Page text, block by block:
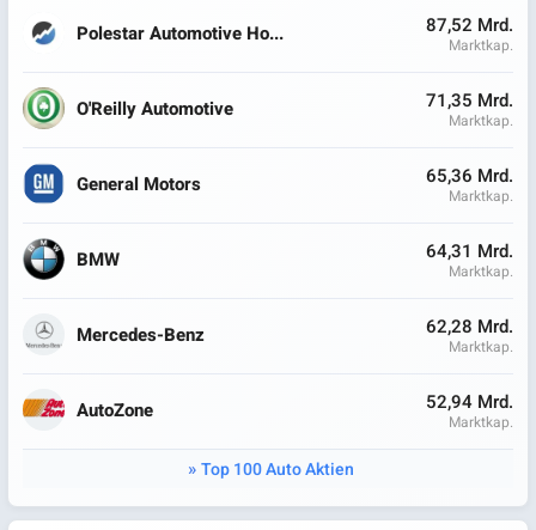
Polestar Automotive Ho... 87,52 Mrd.
Marktkap.
O'Reilly Automotive 71,35 Mrd.
Marktkap.
General Motors 65,36 Mrd.
Marktkap.
BMW 64,31 Mrd.
Marktkap.
Mercedes-Benz 62,28 Mrd.
Marktkap.
AutoZone 52,94 Mrd.
Marktkap.
Top 100 Auto Aktien